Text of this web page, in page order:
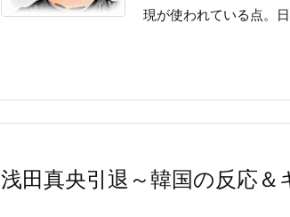
現が使われている点。
浅田真央引退～韓国の反応